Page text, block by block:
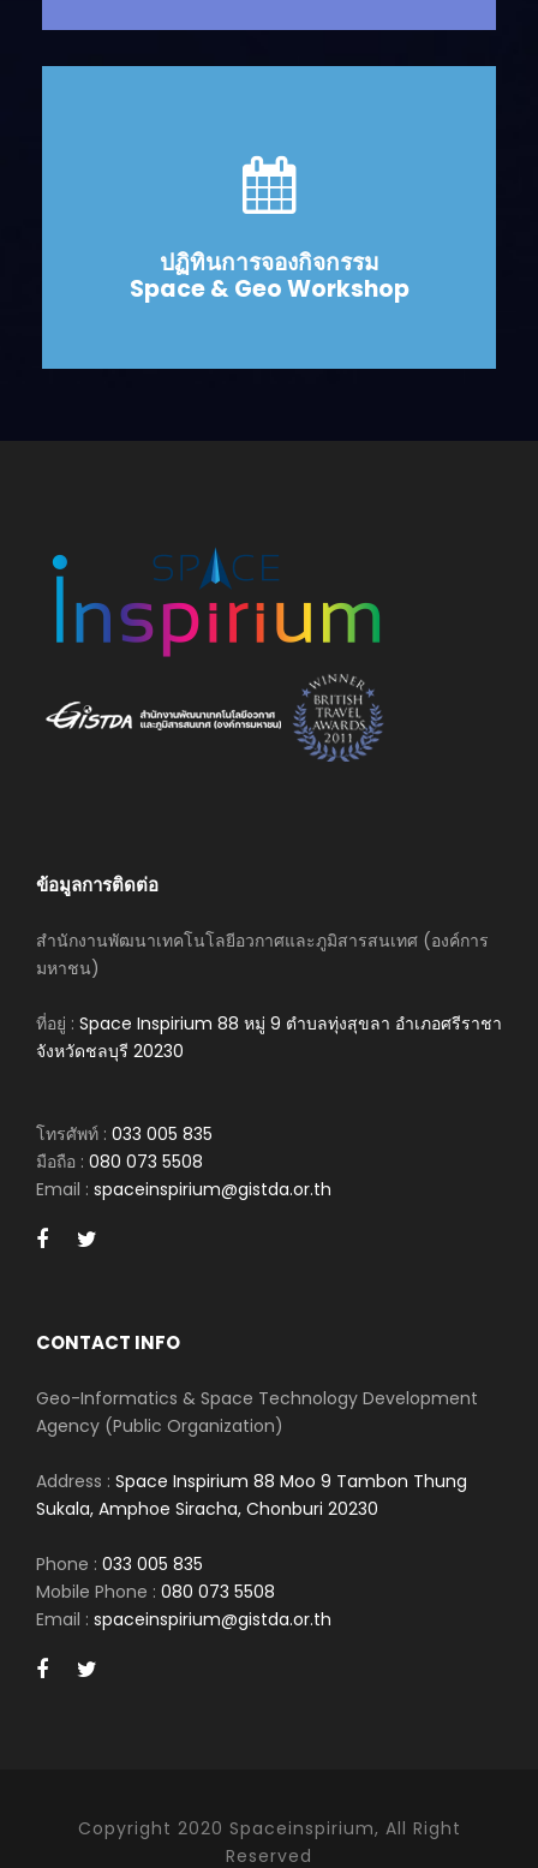
ปฏิทินการจองกิจกรรม
Space & Geo Workshop
ข้อมูลการติดต่อ
สำนักงานพัฒนาเทคโนโลยีอวกาศและภูมิสารสนเทศ (องค์การ
มหาชน)
ที่อยู่ : Space Inspirium 88 หมู่ 9 ตำบลทุ่งสุขลา อำเภอศรีราชา
จังหวัดชลบุรี 20230
โทรศัพท์ : 033 005 835
มือถือ : 080 073 5508
Email : spaceinspirium@gistda.or.th
CONTACT INFO
Geo-Informatics & Space Technology Development
Agency (Public Organization)
Address : Space Inspirium 88 Moo 9 Tambon Thung
Sukala, Amphoe Siracha, Chonburi 20230
Phone : 033 005 835
Mobile Phone : 080 073 5508
Email : spaceinspirium@gistda.or.th
Copyright 2020 Spaceinspirium, All Right
Reserved